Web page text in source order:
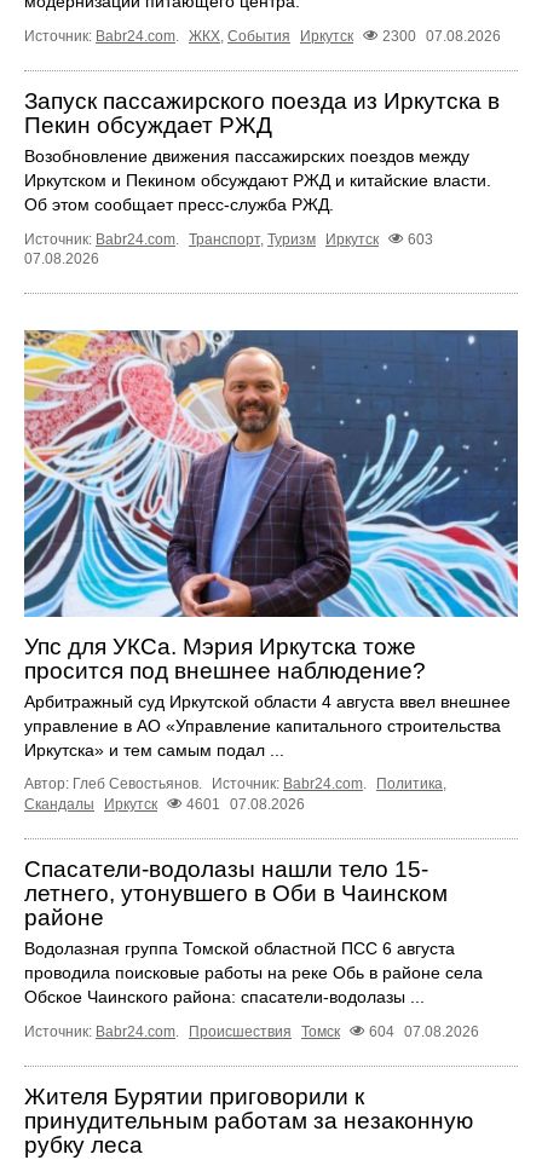
Источник: Babr24.com. ЖКХ, События Иркутск 2300 07.08.2026
Запуск пассажирского поезда из Иркутска в
Пекин обсуждает РЖД
Возобновление движения пассажирских поездов между
Иркутском и Пекином обсуждают РЖД и китайские власти.
Об этом сообщает пресс‑служба РЖД.
Источник: Babr24.com. Транспорт, Туризм Иркутск
603
07.08.2026
Упс для УКСа. Мэрия Иркутска тоже
просится под внешнее наблюдение?
Арбитражный суд Иркутской области 4 августа ввел внешнее
управление в АО «Управление капитального строительства
Иркутска» и тем самым подал ...
Автор: Глеб Севостьянов. Источник: Babr24.com. Политика,
Скандалы
Иркутск 4601 07.08.2026
Спасатели-водолазы нашли тело 15-
летнего, утонувшего в Оби в Чаинском
районе
Водолазная группа Томской областной ПСС 6 августа
проводила поисковые работы на реке Обь в районе села
Обское Чаинского района: спасатели-водолазы ...
Источник: Babr24.com. Происшествия Томск 604 07.08.2026
Жителя Бурятии приговорили к
принудительным работам за незаконную
рубку леса